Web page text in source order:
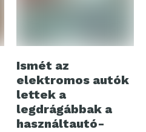
Ismét az
elektromos autók
lettek a
legdrágábbak a
használtautó-